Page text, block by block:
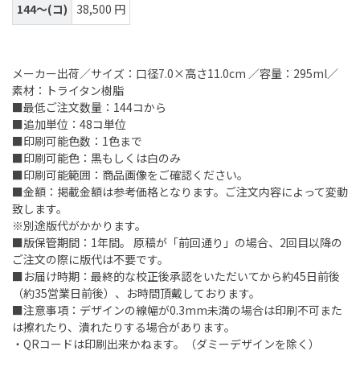
144～(コ)
38,500 円
メーカー出荷／サイズ：口径7.0×高さ11.0cm ／容量：295ml／
素材：トライタン樹脂
■最低ご注文数量：144コから
■追加単位：48コ単位
■印刷可能色数：1色まで
■印刷可能色：黒もしくは白のみ
■印刷可能範囲：商品画像をご確認ください。
■金額：掲載金額は参考価格となります。ご注文内容によって変動
致します。
※別途版代がかかります。
■版保管期間：1年間。 原稿が「前回通り」の場合、2回目以降の
ご注文の際に版代は不要です。
■お届け時期：最終的な校正後承認をいただいてから約45日前後
（約35営業日前後）、お時間頂戴しております。
■注意事項：デザインの線幅が0.3mm未満の場合は印刷不可また
は擦れたり、潰れたりする場合があります。
・QRコードは印刷出来かねます。（ダミーデザインを除く）